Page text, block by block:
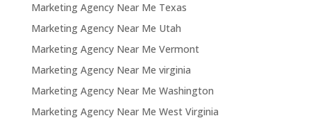
Marketing Agency Near Me Texas
Marketing Agency Near Me Utah
Marketing Agency Near Me Vermont
Marketing Agency Near Me virginia
Marketing Agency Near Me Washington
Marketing Agency Near Me West Virginia